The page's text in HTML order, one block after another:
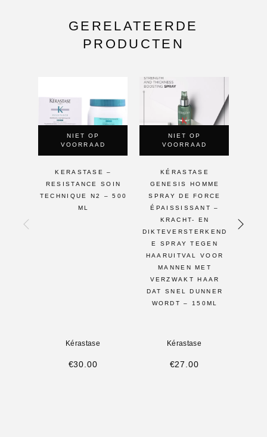
GERELATEERDE
PRODUCTEN
NIET OP
VOORRAAD
KERASTASE –
RESISTANCE SOIN
TECHNIQUE N2 – 500
ML
Kérastase
€30.00
NIET OP
VOORRAAD
KÉRASTASE
GENESIS HOMME
SPRAY DE FORCE
ÉPAISSISSANT –
KRACHT- EN
DIKTEVERSTERKEND
E SPRAY TEGEN
HAARUITVAL VOOR
MANNEN MET
VERZWAKT HAAR
DAT SNEL DUNNER
WORDT – 150ML
Kérastase
€27.00